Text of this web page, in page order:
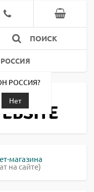
ПОИСК
РОССИЯ?
Нет
магазина
на сайте)